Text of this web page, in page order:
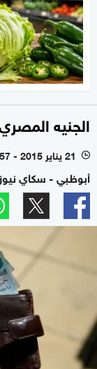
الجنيه
l 21 يناير 2015 - 13:57 بتوقيت أبوظبي
أبوظبي - سكاي